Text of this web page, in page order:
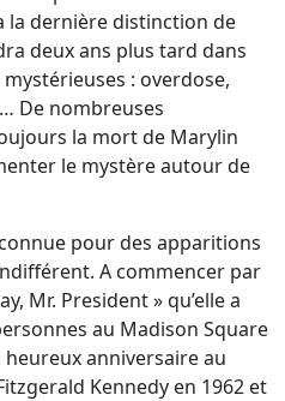
la dernière distinction de
deux ans plus tard dans
: overdose,
De nombreuses
la mort de Marylin
le mystère autour de
pour des apparitions
A commencer par
Mr. President » qu’elle a
au Madison Square
anniversaire au
Kennedy en 1962 et